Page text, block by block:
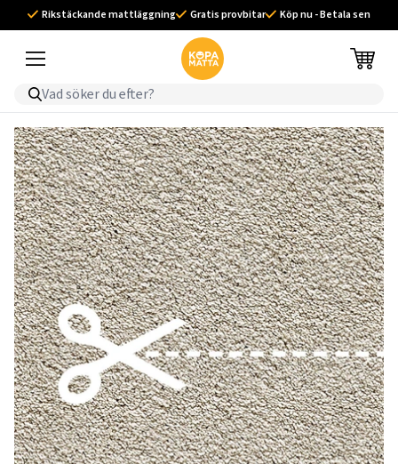
Rikstäckande mattläggning Gratis provbitar Köp nu - Betala sen